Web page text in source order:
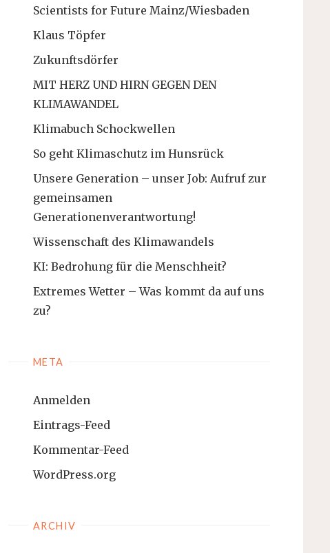
Scientists for Future Mainz/Wiesbaden
Klaus Töpfer
Zukunftsdörfer
MIT HERZ UND HIRN GEGEN DEN
KLIMAWANDEL
Klimabuch Schockwellen
So geht Klimaschutz im Hunsrück
Unsere Generation – unser Job: Aufruf zur
gemeinsamen
Generationenverantwortung!
Wissenschaft des Klimawandels
KI: Bedrohung für die Menschheit?
Extremes Wetter – Was kommt da auf uns
zu?
META
Anmelden
Eintrags-Feed
Kommentar-Feed
WordPress.org
ARCHIV